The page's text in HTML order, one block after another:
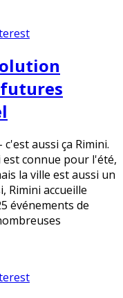
aussi ça Rimini.
est connue pour l'été,
la ville est aussi un
Rimini accueille
événements de